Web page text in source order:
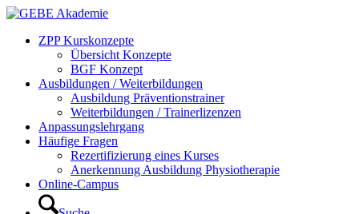
ZPP Kurskonzepte
Übersicht Konzepte
BGF Konzept
Ausbildungen / Weiterbildungen
Ausbildung Präventionstrainer
Weiterbildungen / Trainerlizenzen
Anpassungslehrgang
Häufige Fragen
Rezertifizierung eines Kurses
Anerkennung Ausbildung Physiotherapie
Online-Campus